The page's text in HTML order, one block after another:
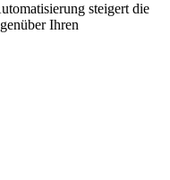
steigert die
Ihren